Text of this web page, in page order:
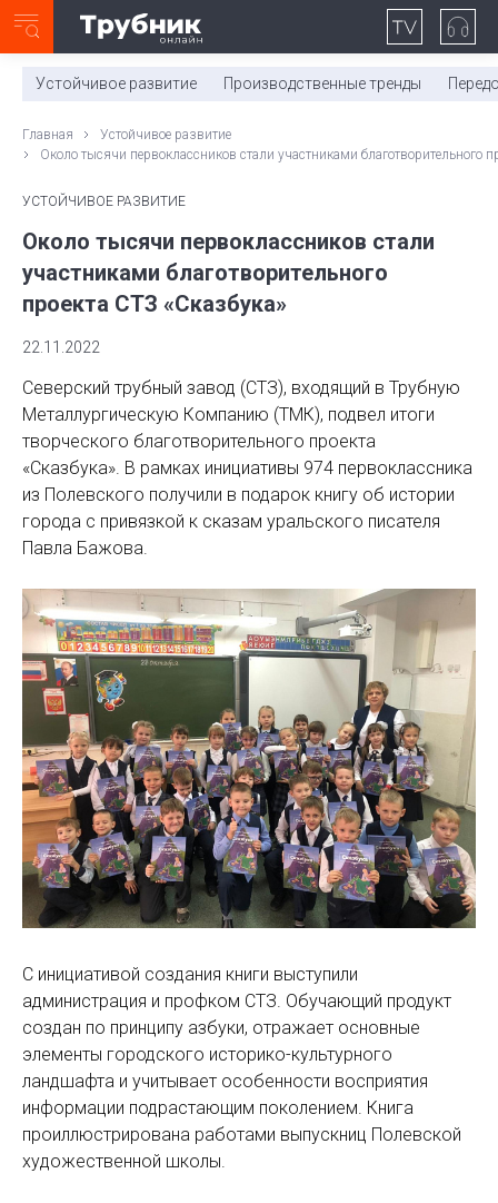
0:00/ 11:03
Устойчивое развитие Производственные тренды
Главная
Устойчивое развитие
Около тысячи первоклассников стали участниками благотворительного
УСТОЙЧИВОЕ РАЗВИТИЕ
Около тысячи первоклассников стали
участниками благотворительного
проекта СТЗ «Сказбука»
22.11.2022
Северский трубный завод (СТЗ), входящий в Трубную
Металлургическую Компанию (ТМК), подвел итоги
творческого благотворительного проекта
«Сказбука». В рамках инициативы 974 первоклассника
из Полевского получили в подарок книгу об истории
города с привязкой к сказам уральского писателя
Павла Бажова.
С инициативой создания книги выступили
администрация и профком СТЗ. Обучающий продукт
создан по принципу азбуки, отражает основные
элементы городского историко-культурного
ландшафта и учитывает особенности восприятия
информации подрастающим поколением. Книга
проиллюстрирована работами выпускниц Полевской
художественной школы.